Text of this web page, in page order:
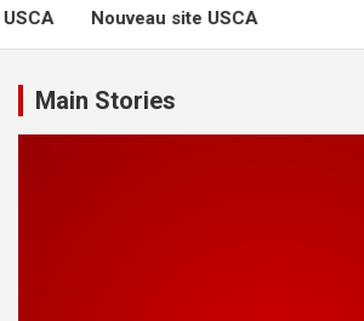
Nouveau site USCA
Main Stories